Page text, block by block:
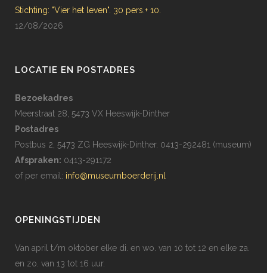
Stichting: "Vier het leven". 30 pers.+ 10.
12/08/2026
LOCATIE EN POSTADRES
Bezoekadres
Meerstraat 28, 5473 VX Heeswijk-Dinther
Postadres
Postbus 2, 5473 ZG Heeswijk-Dinther. 0413-292481 (museum)
Afspraken: 0413-291172
of per email: info@museumboerderij.nl
OPENINGSTIJDEN
Van april t/m oktober elke di. en wo. van 10 tot 12 en elke za.
en zo. van 13 tot 16 uur.